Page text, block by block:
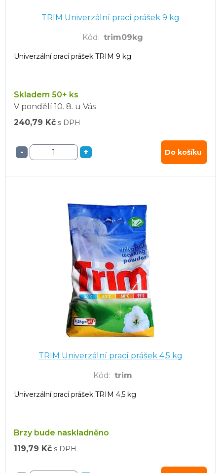
TRIM Univerzální prací prášek 9 kg
Kód : trim09kg
Univerzální prací prášek TRIM 9 kg
Skladem 50+ ks
V pondělí 10. 8. u Vás
240,79 Kč s DPH
- + Do košíku
TRIM Univerzální prací prášek 4,5 kg
Kód : trim
Univerzální prací prášek TRIM 4,5 kg
Brzy bude naskladněno
119,79 Kč s DPH